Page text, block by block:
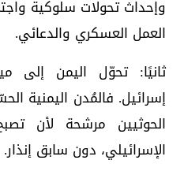
وإحداث تحولات سلوكية
العمل العسكري والدعائي.
‏ثانيًا: تحوّل اليمن إلى
إسرائيل. فالمُدن اليمنية
الحوثيين مرشحة لأن
الإسرائيلي، دون سابق إنذار.